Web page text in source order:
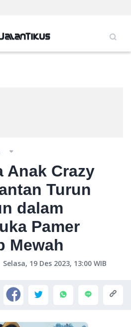
Anak Crazy
Turun
dalam
Pamer
Mewah
Selasa, 19 Des 2023, 13:00 WIB